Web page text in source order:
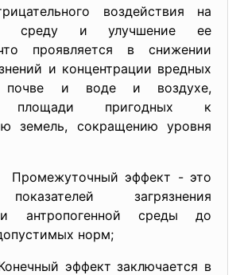
воздействия на
среду и улучшение ее
проявляется в снижении
и концентрации вредных
и воде и воздухе,
площади пригодных к
земель, сокращению уровня
эффект - это
загрязнения
антропогенной среды до
норм;
эффект заключается в